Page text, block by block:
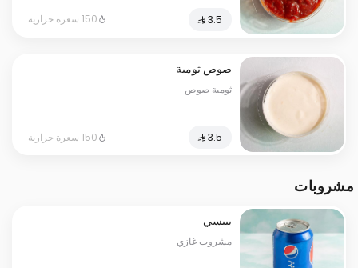
150 سعرة حرارية
صوص ثومية
ثومية صوص
150 سعرة حرارية
مشروبات
بيبسي
مشروب غازي